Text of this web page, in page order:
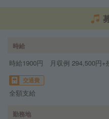
時給
時給1900円 月収例 294,500円+
交通費
全額支給
勤務地